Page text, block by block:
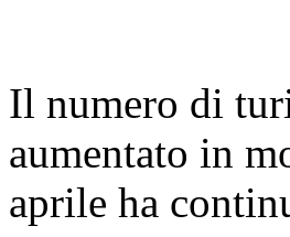
Il numero di
aumentato in
aprile ha